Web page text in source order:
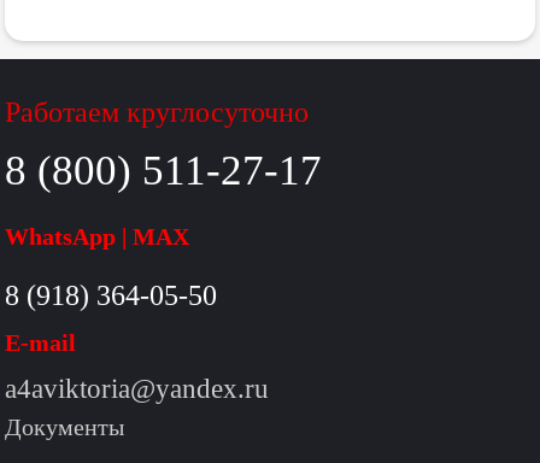
Работаем круглосуточно
8 (800) 511-27-17
WhatsApp | MAX
8 (918) 364-05-50
E-mail
a4aviktoria@yandex.ru
Документы